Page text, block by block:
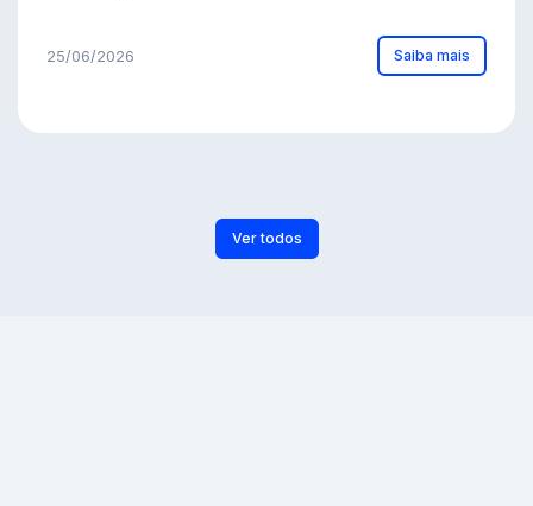
25/06/2026 Saiba mais
Ver todos